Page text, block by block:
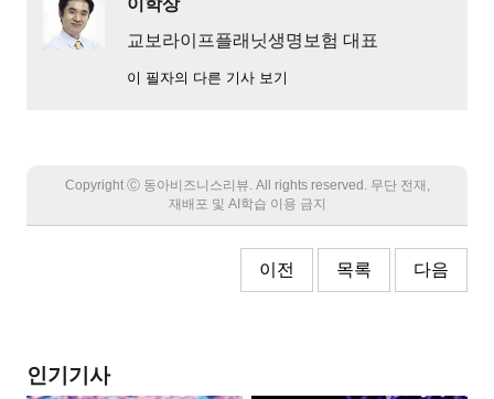
이학상
교보라이프플래닛생명보험 대표
이 필자의 다른 기사 보기
Copyright Ⓒ 동아비즈니스리뷰. All rights reserved. 무단 전재,
재배포 및 AI학습 이용 금지
이전 목록 다음
인기기사